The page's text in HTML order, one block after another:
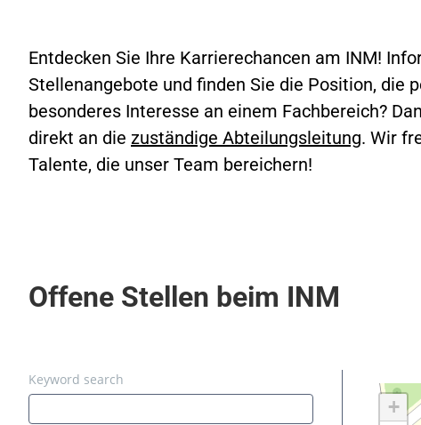
Entdecken Sie Ihre Karrierechancen am INM!
Stellenangebote und finden Sie die Position, die
besonderes Interesse an einem Fachbereich?
direkt an die zuständige Abteilungsleitung. Wir
Talente, die unser Team bereichern!
Offene Stellen beim INM